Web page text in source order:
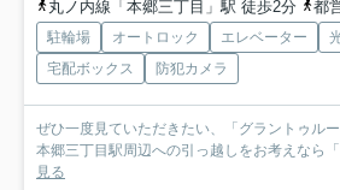
丸ノ内線「本郷三丁目」駅 徒歩2分
都営
駐輪場 オートロック エレベーター
宅配ボックス
防犯カメラ
ぜひ一度見ていただきたい、「グラントゥル
本郷三丁目駅周辺への引っ越しをお考えなら
見る